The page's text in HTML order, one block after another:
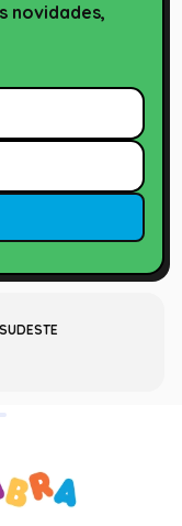
novidades,